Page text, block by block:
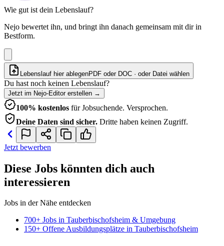
Wie gut ist dein Lebenslauf?
Nejo bewertet ihn, und bringt ihn danach gemeinsam mit dir in
Bestform.
Lebenslauf hier ablegenPDF oder DOC · oder Datei wählen
Du hast noch keinen Lebenslauf?
Jetzt im Nejo-Editor erstellen →
100% kostenlos für Jobsuchende. Versprochen.
Deine Daten sind sicher. Dritte haben keinen Zugriff.
Jetzt bewerben
Diese Jobs könnten dich auch
interessieren
Jobs in der Nähe entdecken
700+ Jobs in Tauberbischofsheim & Umgebung
150+ Offene Ausbildungsplätze in Tauberbischofsheim